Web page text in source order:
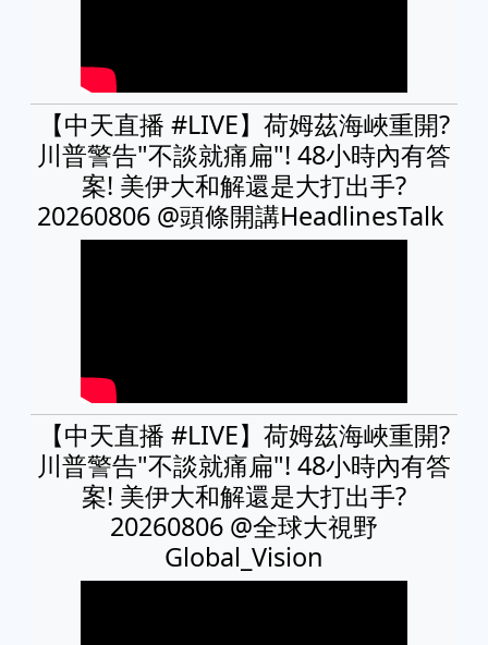
【中天直播 #LIVE】荷姆茲海峽重開?
川普警告"不談就痛扁"! 48小時內有答
案! 美伊大和解還是大打出手?
20260806 ‪@頭條開講HeadlinesTalk ‬
【中天直播 #LIVE】荷姆茲海峽重開?
川普警告"不談就痛扁"! 48小時內有答
案! 美伊大和解還是大打出手?
20260806 ‪@全球大視野
Global_Vision